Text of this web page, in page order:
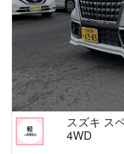
スズキ ス
4WD